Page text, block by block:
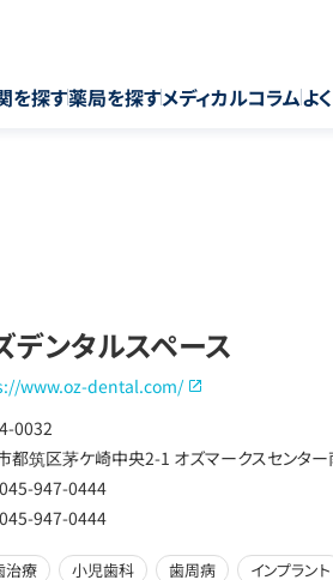
を探す薬局を探すメディカルコラムよ
デンタルスペース
www.oz-dental.com/
0032
都筑区茅ケ崎中央2-1 オズマークスセンタ
947-0444
947-0444
治療 小児歯科 歯周病 インプラント